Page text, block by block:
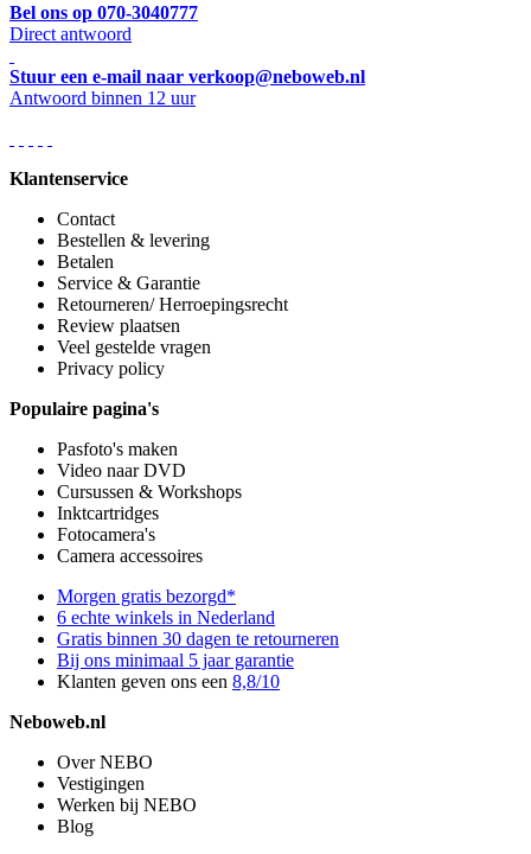
Bel ons op 070-3040777
Direct antwoord
Stuur een e-mail naar verkoop@neboweb.nl
Antwoord binnen 12 uur
Klantenservice
Contact
Bestellen & levering
Betalen
Service & Garantie
Retourneren/ Herroepingsrecht
Review plaatsen
Veel gestelde vragen
Privacy policy
Populaire pagina's
Pasfoto's maken
Video naar DVD
Cursussen & Workshops
Inktcartridges
Fotocamera's
Camera accessoires
Morgen gratis bezorgd*
6 echte winkels in Nederland
Gratis binnen 30 dagen te retourneren
Bij ons minimaal 5 jaar garantie
Klanten geven ons een 8,8/10
Neboweb.nl
Over NEBO
Vestigingen
Werken bij NEBO
Blog